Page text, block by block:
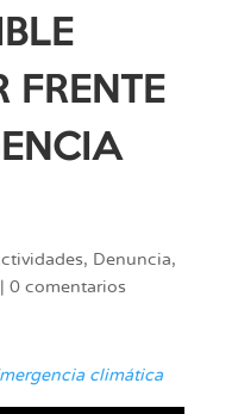
FRENTE
, Denuncia,
0 comentarios
climática